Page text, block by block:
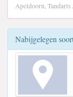
Apeldoorn,
Nabijgelegen